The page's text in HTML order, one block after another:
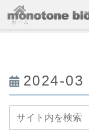
2024-03
ホーム